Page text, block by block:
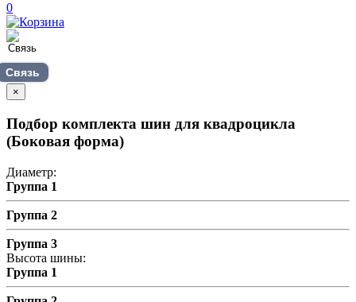
0
Связь
×
Подбор комплекта шин для квадроцикла
(Боковая форма)
Диаметр:
Группа 1
Группа 2
Группа 3
Высота шины:
Группа 1